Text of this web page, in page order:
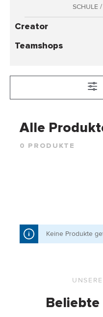
SCHULE
Creator
Teamshops
Alle
0 PRODUKTE
Keine Produkte